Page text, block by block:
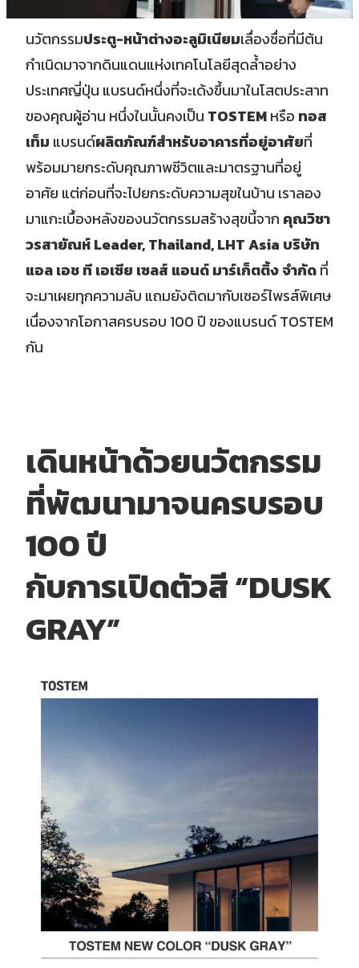
นวัตกรรมประตู-หน้าต่างอะลูมิเนียมเลื่องชื่อที่มีต้น
กำเนิดมาจากดินแดนแห่งเทคโนโลยีสุดล้ำอย่าง
ประเทศญี่ปุ่น แบรนด์หนึ่งที่จะเด้งขึ้นมาในโสตประสาท
ของคุณผู้อ่าน หนึ่งในนั้นคงเป็น TOSTEMหรือ ทอส
เท็ม แบรนด์ผลิตภัณฑ์สำหรับอาคารที่อยู่อาศัยที่
พร้อมมายกระดับคุณภาพชีวิตและมาตรฐานที่อยู่
อาศัย แต่ก่อนที่จะไปยกระดับความสุขในบ้าน เราลอง
มาแกะเบื้องหลังของนวัตกรรมสร้างสุขนี้จาก คุณวิชา
วรสายัณห์ Leader, Thailand, LHT Asia บริษัท
แอล เอช ที เอเซีย เซลส์ แอนด์ มาร์เก็ตติ้ง จำกัดที่
จะมาเผยทุกความลับ แถมยังติดมากับเซอร์ไพรส์พิเศษ
เนื่องจากโอกาสครบรอบ 100 ปี ของแบรนด์ TOSTEM
กัน
เดินหน้าด้วยนวัตกรรม
ที่พัฒนามาจนครบรอบ
100 ปี
กับการเปิดตัวสี “DUSK
GRAY”